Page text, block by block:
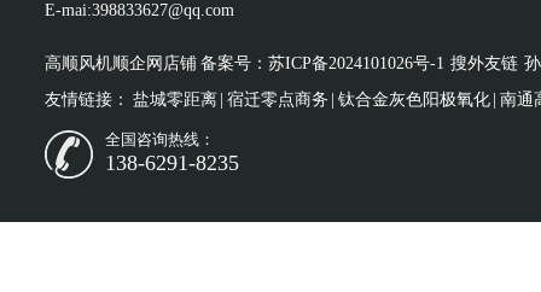
E-mai:398833627@qq.com
高顺风机顺企网店铺 备案号： 苏ICP备2024101026号-1 搜外友链
友情链接： 盐城零距离| 宿迁零点商务 钛合金灰色阳极氧化| 南通
全国咨询热线：
138-6291-8235